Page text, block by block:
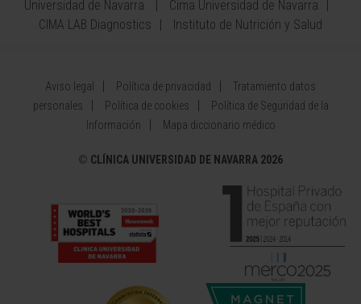
Universidad de Navarra
Cima Universidad de Navarra
CIMA LAB Diagnostics
Instituto de Nutrición y Salud
Aviso legal Política de privacidad
Tratamiento datos
personales
Política de cookies
Política de Seguridad de la
Información
Mapa diccionario médico
© CLÍNICA UNIVERSIDAD DE NAVARRA 2026